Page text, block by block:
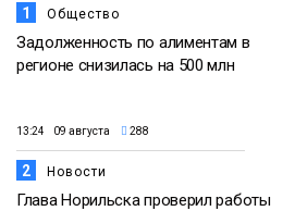
1 Общество
Задолженность по алиментам в
регионе снизилась на 500 млн
13:24 09 августа 288
2 Новости
Глава Норильска проверил работы